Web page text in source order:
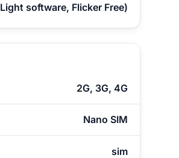
Light software, Flicker Free)
2G, 3G, 4G
Nano SIM
sim